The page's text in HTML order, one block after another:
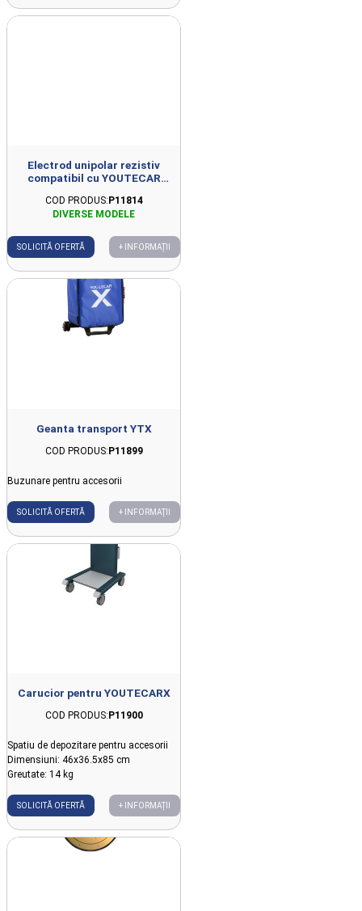
Electrod unipolar rezistiv
compatibil cu YOUTECAR
COD PRODUS: P11814
SOLICITĂ OFERTĂ + INFORMAȚII
Geanta transport YTX
COD PRODUS:P11899
Buzunare pentru accesorii
SOLICITĂ OFERTĂ + INFORMAȚII
Carucior pentru YOUTECARX
COD PRODUS: P11900
Spatiu de depozitare pentru accesorii
Dimensiuni: 46x36.5x85 cm
Greutate: 14 kg
SOLICITĂ OFERTĂ + INFORMAȚII